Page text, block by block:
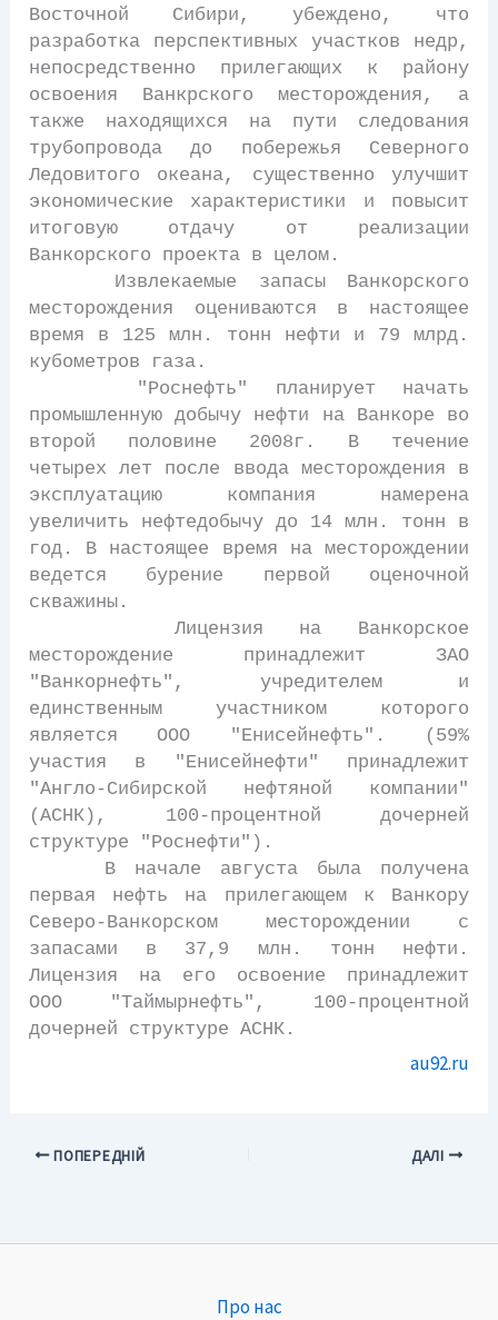
Восточной Сибири, убеждено, что
разработка перспективных участков недр,
непосредственно прилегающих к району
освоения Ванкрского месторождения, а
также находящихся на пути следования
трубопровода до побережья Северного
Ледовитого океана, существенно улучшит
экономические характеристики и повысит
итоговую отдачу от реализации
Ванкорского проекта в целом.
Извлекаемые запасы Ванкорского
месторождения оцениваются в настоящее
время в 125 млн. тонн нефти и 79 млрд.
кубометров газа.
"Роснефть" планирует начать
промышленную добычу нефти на Ванкоре во
второй половине 2008г. В течение
четырех лет после ввода месторождения в
эксплуатацию компания намерена
увеличить нефтедобычу до 14 млн. тонн в
год. В настоящее время на месторождении
ведется бурение первой оценочной
скважины.
Лицензия на Ванкорское
месторождение принадлежит ЗАО
"Ванкорнефть", учредителем и
единственным участником которого
является ООО "Енисейнефть". (59%
участия в "Енисейнефти" принадлежит
"Англо-Сибирской нефтяной компании"
(АСНК), 100-процентной дочерней
структуре "Роснефти").
В начале августа была получена
первая нефть на прилегающем к Ванкору
Северо-Ванкорском месторождении с
запасами в 37,9 млн. тонн нефти.
Лицензия на его освоение принадлежит
ООО "Таймырнефть", 100-процентной
дочерней структуре АСНК.
au92.ru
ПОПЕРЕДНІЙ ДАЛІ
Про нас